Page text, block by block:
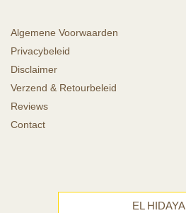
Algemene Voorwaarden
Privacybeleid
Disclaimer
Verzend & Retourbeleid
Reviews
Contact
EL HIDAYA